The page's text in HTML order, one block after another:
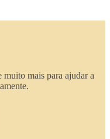
muito mais para ajudar a